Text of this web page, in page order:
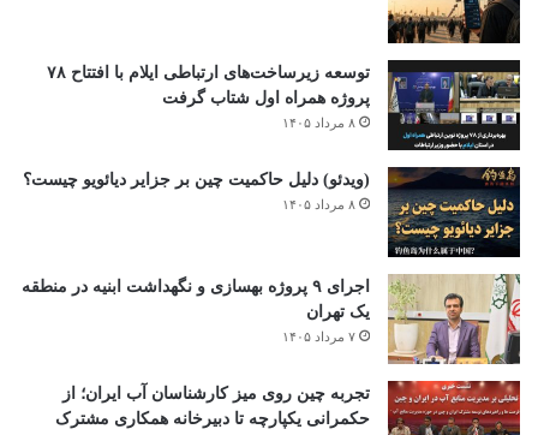
توسعه زیرساخت‌های ارتباطی ایلام با افتتاح ۷۸
پروژه همراه اول شتاب گرفت
۸ مرداد ۱۴۰۵
(ویدئو) دلیل حاکمیت چین بر جزایر دیائویو چیست؟
۸ مرداد ۱۴۰۵
اجرای ۹ پروژه بهسازی و نگهداشت ابنیه در منطقه
یک تهران
۷ مرداد ۱۴۰۵
تجربه چین روی میز کارشناسان آب ایران؛ از
حکمرانی یکپارچه تا دبیرخانه همکاری مشترک